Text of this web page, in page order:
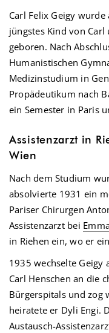
Carl Felix Geigy
jüngstes Kind von
geboren. Nach
Humanistischen
Medizinstudium in
Propädeutikum nach
ein Semester in Paris
Assistenzarzt in
Wien
Nach dem Studium
absolvierte 1931 ein
Pariser Chirurgen
Assistenzarzt bei
in Riehen ein, wo er
1935 wechselte Geigy
Carl Henschen an die
Bürgerspitals und zog
heiratete er Dyli Engi.
Austausch-